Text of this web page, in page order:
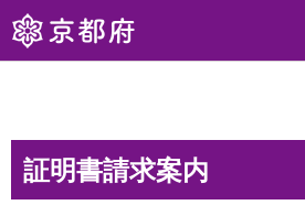
京都府
証明書請求案内